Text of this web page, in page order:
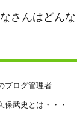
さんはどん
ブログ管理者
保武史とは・・・